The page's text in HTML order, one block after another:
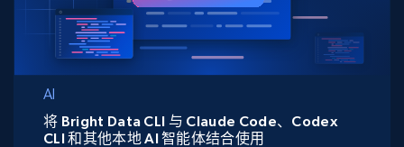
AI
将 Bright Data CLI 与 Claude Code、Codex
CLI 和其他本地 AI 智能体结合使用